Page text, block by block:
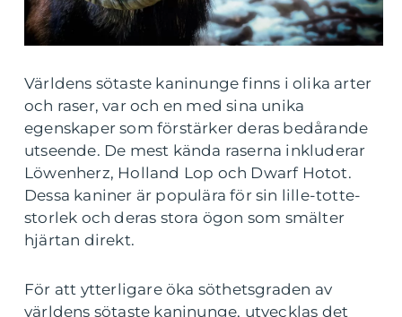
Världens sötaste kaninunge finns i olika arter
och raser, var och en med sina unika
egenskaper som förstärker deras bedårande
utseende. De mest kända raserna inkluderar
Löwenherz, Holland Lop och Dwarf Hotot.
Dessa kaniner är populära för sin lille-totte-
storlek och deras stora ögon som smälter
hjärtan direkt.
För att ytterligare öka söthetsgraden av
världens sötaste kaninunge, utvecklas det